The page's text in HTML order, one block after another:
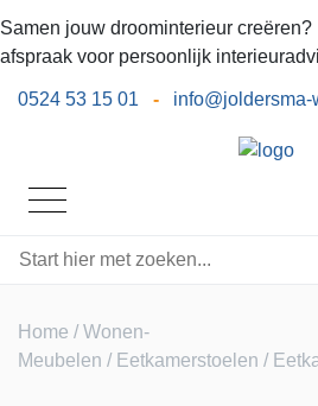
Samen jouw droominterieur creëren?
afspraak voor persoonlijk
0524 53 15 01 - info@joldersma-
Home /Wonen-
Meubelen / Eetkamerstoelen /